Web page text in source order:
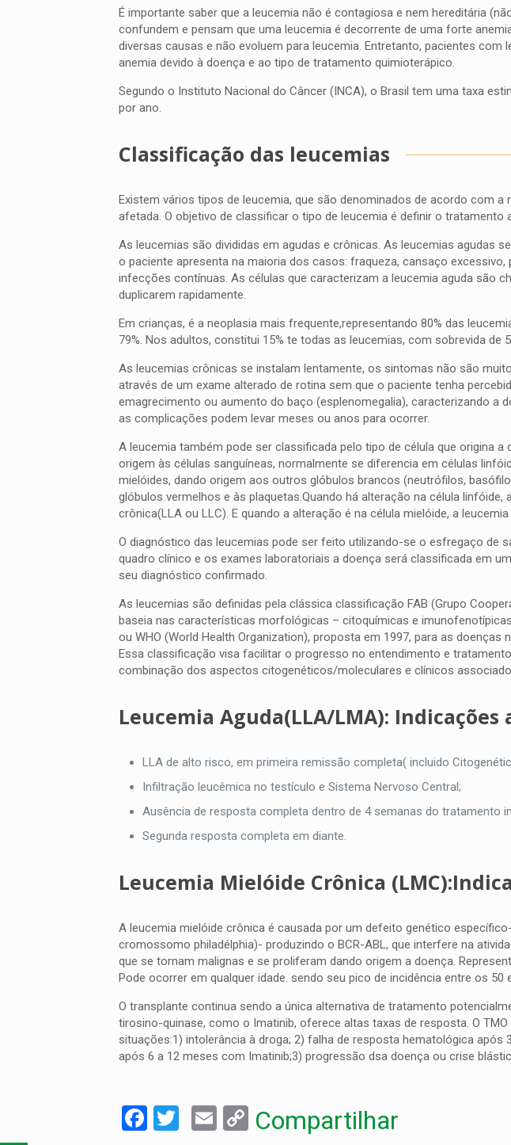
É importante saber que a leucemia não é contagiosa e nem hereditária
confundem e pensam que uma leucemia é decorrente de uma forte
diversas causas e não evoluem para leucemia. Entretanto, pacientes
anemia devido à doença e ao tipo de tratamento quimioterápico.
Segundo o Instituto Nacional do Câncer (INCA), o Brasil tem uma taxa
por ano.
Classificação das leucemias
Existem vários tipos de leucemia, que são denominados de acordo com a
afetada. O objetivo de classificar o tipo de leucemia é definir o tratamento
As leucemias são divididas em agudas e crônicas. As leucemias agudas
o paciente apresenta na maioria dos casos: fraqueza, cansaço excessivo,
infecções contínuas. As células que caracterizam a leucemia aguda são
duplicarem rapidamente.
Em crianças, é a neoplasia mais frequente,representando 80% das
79%. Nos adultos, constitui 15% te todas as leucemias, com sobrevida de
As leucemias crônicas se instalam lentamente, os sintomas não são
através de um exame alterado de rotina sem que o paciente tenha
emagrecimento ou aumento do baço (esplenomegalia), caracterizando a
as complicações podem levar meses ou anos para ocorrer.
A leucemia também pode ser classificada pelo tipo de célula que origina
origem às células sanguíneas, normalmente se diferencia em células
mielóides, dando origem aos outros glóbulos brancos (neutrófilos,
glóbulos vermelhos e às plaquetas.Quando há alteração na célula linfóide,
crônica(LLA ou LLC). E quando a alteração é na célula mielóide, a
O diagnóstico das leucemias pode ser feito utilizando-se o esfregaço de
quadro clínico e os exames laboratoriais a doença será classificada em
seu diagnóstico confirmado.
As leucemias são definidas pela clássica classificação FAB (Grupo
baseia nas características morfológicas – citoquímicas e
ou WHO (World Health Organization), proposta em 1997, para as
Essa classificação visa facilitar o progresso no entendimento e
combinação dos aspectos citogenéticos/moleculares e clínicos
Leucemia Aguda(LLA/LMA): Indicações
LLA de alto risco, em primeira remissão completa( incluido
Infiltração leucêmica no testículo e Sistema Nervoso Central;
Ausência de resposta completa dentro de 4 semanas do tratamento
Segunda resposta completa em diante.
Leucemia Mielóide Crônica
A leucemia mielóide crônica é causada por um defeito genético
cromossomo philadélphia)- produzindo o BCR-ABL, que interfere na
que se tornam malignas e se proliferam dando origem a doença.
Pode ocorrer em qualquer idade. sendo seu pico de incidência entre os 50
O transplante continua sendo a única alternativa de tratamento
tirosino-quinase, como o Imatinib, oferece altas taxas de resposta. O
situações:1) intolerância à droga; 2) falha de resposta hematológica
após 6 a 12 meses com Imatinib;3) progressão dsa doença ou crise
Facebook
Twitter
EmailCopy
Compartilhar